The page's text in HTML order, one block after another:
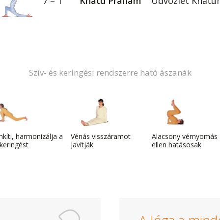
Szív- és keringési rendszerre ható ászanák
harmonizálja a
Vénás visszáramot
javítják
Alacsony vérnyomás
ellen hatásosak